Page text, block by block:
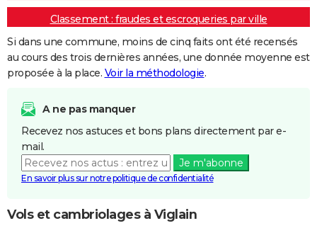
Classement : fraudes et escroqueries par ville
Si dans une commune, moins de cinq faits ont été recensés
au cours des trois dernières années, une donnée moyenne est
proposée à la place. Voir la méthodologie.
A ne pas manquer
Recevez nos astuces et bons plans directement par e-
mail.
Je m'abonne
En savoir plus sur notre politique de confidentialité
Vols et cambriolages à Viglain